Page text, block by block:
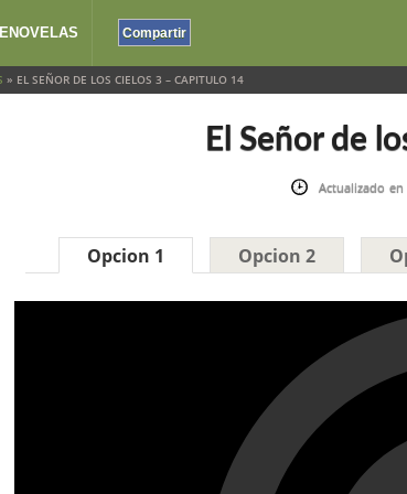
Compartir
» EL SEÑOR DE LOS CIELOS 3 – CAPITULO 14
El Señor de
Actualizado
Opcion 1 Opcion 2